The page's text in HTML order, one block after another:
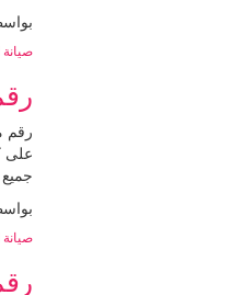
صيانة
رقم
على
صيانة
رقم